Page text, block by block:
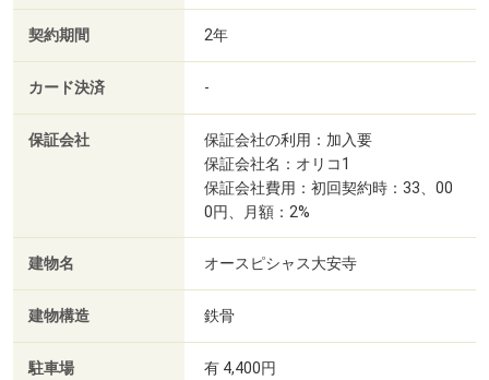
契約期間 2年
カード決済 -
保証会社
保証会社の利用：加入要
保証会社名：オリコ1
保証会社費用：初回契約時：33、00
0円、月額：2%
建物名 オースピシャス大安寺
建物構造 鉄骨
駐車場 有 4,400円